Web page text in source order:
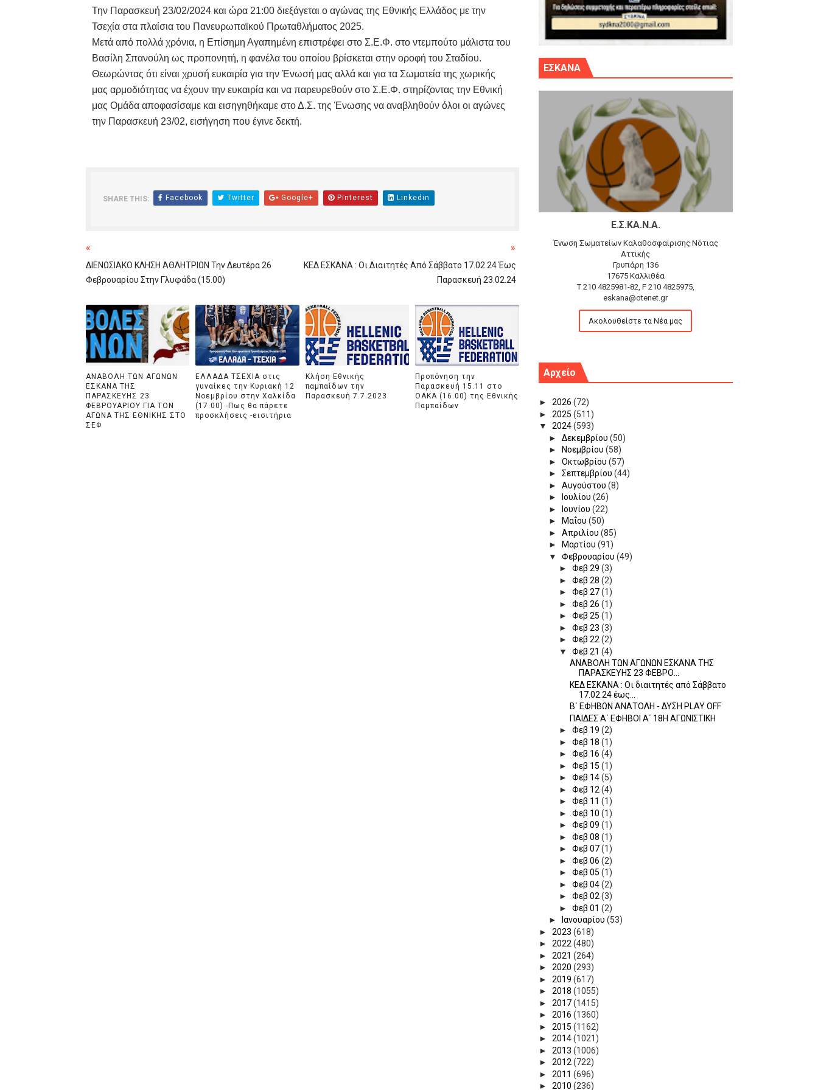
ΧΡΟΝΙΑ ΠΟΛΛΑ ΣΤΟ ΕΛΛΗΝΙΚΟ ΜΠΑΣΚΕΤ : 39Η ΕΠΕΤΕΙΟΣ ΑΠΟ ΤΟ ΕΠΟΣ ΤΟΥ 1987
Ο δρόμος για τον 29ο τελικό κυπέλλου ανδρών ΕΣΚΑΝΑ Μανδραϊκός Προοδευτική στο νέο κλ. Αγίου Δημητρίου την Κυριακή 14.6.26
U21: Τεράστια πρόκριση για τον Πανελευσινιακό στον τελικό αύριο με Αρετσού (το video του αγώνα)
Γ΄ανδρών play offs : "Σκληρό" καρύδι η Φιλία Περάματος έφερε την σειρά στα ίσια (1-1) νίκησε τον Προφήτη Ηλία 78-74 στα Καμίνια
Play off B εφήβων Β φάση Στο f4 ΑΕ Ρέντη, Πέρα , Ερμής Αργυρ. και Δραπετσώνα
Την Παρασκευή 23/02/2024 και ώρα 21:00 διεξάγεται ο αγώνας της Εθνικής Ελλάδος με την
Τσεχία στα πλαίσια του Πανευρωπαϊκού Πρωταθλήματος 2025.
Μετά από πολλά χρόνια, η Επίσημη Αγαπημένη επιστρέφει στο Σ.Ε.Φ. στο ντεμπούτο μάλιστα του
Βασίλη Σπανούλη ως προπονητή, η φανέλα του οποίου βρίσκεται στην οροφή του Σταδίου.
Θεωρώντας ότι είναι χρυσή ευκαιρία για την Ένωσή μας αλλά και για τα Σωματεία της χωρικής
μας αρμοδιότητας να έχουν την ευκαιρία και να παρευρεθούν στο Σ.Ε.Φ. στηρίζοντας την Εθνική
μας Ομάδα αποφασίσαμε και εισηγηθήκαμε στο Δ.Σ. της Ένωσης να αναβληθούν όλοι οι αγώνες
την Παρασκευή 23/02, εισήγηση που έγινε δεκτή.
SHARE THIS: Facebook Twitter Google+ Pinterest Linkedin
«
ΔΙΕΝΩΣΙΑΚΟ ΚΛΗΣΗ ΑΘΛΗΤΡΙΩΝ Την Δευτέρα 26
Φεβρουαρίου Στην Γλυφάδα (15.00)
»
KEΔ ΕΣΚΑΝΑ : Οι Διαιτητές Από Σάββατο 17.02.24 Έως
Παρασκευή 23.02.24
ΑΝΑΒΟΛΗ ΤΩΝ ΑΓΩΝΩΝ
ΕΣΚΑΝΑ ΤΗΣ
ΠΑΡΑΣΚΕΥΗΣ 23
ΦΕΒΡΟΥΑΡΙΟΥ ΓΙΑ ΤΟΝ
ΑΓΩΝΑ ΤΗΣ ΕΘΝΙΚΗΣ ΣΤΟ
ΣΕΦ
ΕΛΛΑΔΑ ΤΣΕΧΙΑ στις
γυναίκες την Κυριακή 12
Νοεμβρίου στην Χαλκίδα
(17.00) -Πως θα πάρετε
προσκλήσεις -εισιτήρια
Κλήση Εθνικής
παμπαίδων την
Παρασκευή 7.7.2023
Προπόνηση την
Παρασκευή 15.11 στο
ΟΑΚΑ (16.00) της Εθνικής
Παμπαίδων
ΕΣΚΑΝΑ
Ε.Σ.ΚΑ.Ν.Α.
Ένωση Σωματείων Καλαθοσφαίρισης Νότιας
Αττικής
Γρυπάρη 136
17675 Καλλιθέα
T 210 4825981-82, F 210 4825975,
eskana@otenet.gr
Ακολουθείστε τα Νέα μας
Αρχείο
► 2026 (72)
► 2025 (511)
▼ 2024(593)
►Δεκεμβρίου(50)
► Νοεμβρίου(58)
►Οκτωβρίου(57)
►Σεπτεμβρίου(44)
►Αυγούστου(8)
►
Ιουλίου(26)
►
Ιουνίου(22)
► Μαΐου(50)
►Απριλίου(85)
► Μαρτίου(91)
▼Φεβρουαρίου(49)
►Φεβ 29(3)
►Φεβ 28(2)
►Φεβ 27(1)
►Φεβ 26(1)
►Φεβ 25(1)
►Φεβ 23(3)
►Φεβ 22(2)
▼Φεβ 21(4)
ΑΝΑΒΟΛΗ ΤΩΝ ΑΓΩΝΩΝ ΕΣΚΑΝΑ ΤΗΣ
ΠΑΡΑΣΚΕΥΗΣ 23 ΦΕΒΡΟ...
KEΔ ΕΣΚΑΝΑ : Οι διαιτητές από Σάββατο
17.02.24 έως...
Β΄ ΕΦΗΒΩΝ ΑΝΑΤΟΛΗ - ΔΥΣΗ PLAY OFF
ΠΑΙΔΕΣ Α΄ ΕΦΗΒΟΙ Α΄ 18Η ΑΓΩΝΙΣΤΙΚΗ
►Φεβ 19(2)
►Φεβ 18(1)
►Φεβ 16(4)
►Φεβ 15(1)
►Φεβ 14(5)
►Φεβ 12(4)
►Φεβ 11(1)
►Φεβ 10(1)
►Φεβ 09(1)
►Φεβ 08(1)
►Φεβ 07(1)
►Φεβ 06(2)
►Φεβ 05(1)
►Φεβ 04(2)
►Φεβ 02(3)
►Φεβ 01(2)
►
Ιανουαρίου(53)
► 2023 (618)
► 2022(480)
► 2021 (264)
► 2020 (293)
► 2019 (617)
► 2018 (1055)
► 2017(1415)
► 2016 (1360)
► 2015 (1162)
► 2014(1021)
► 2013 (1006)
► 2012(722)
► 2011 (696)
► 2010 (236)